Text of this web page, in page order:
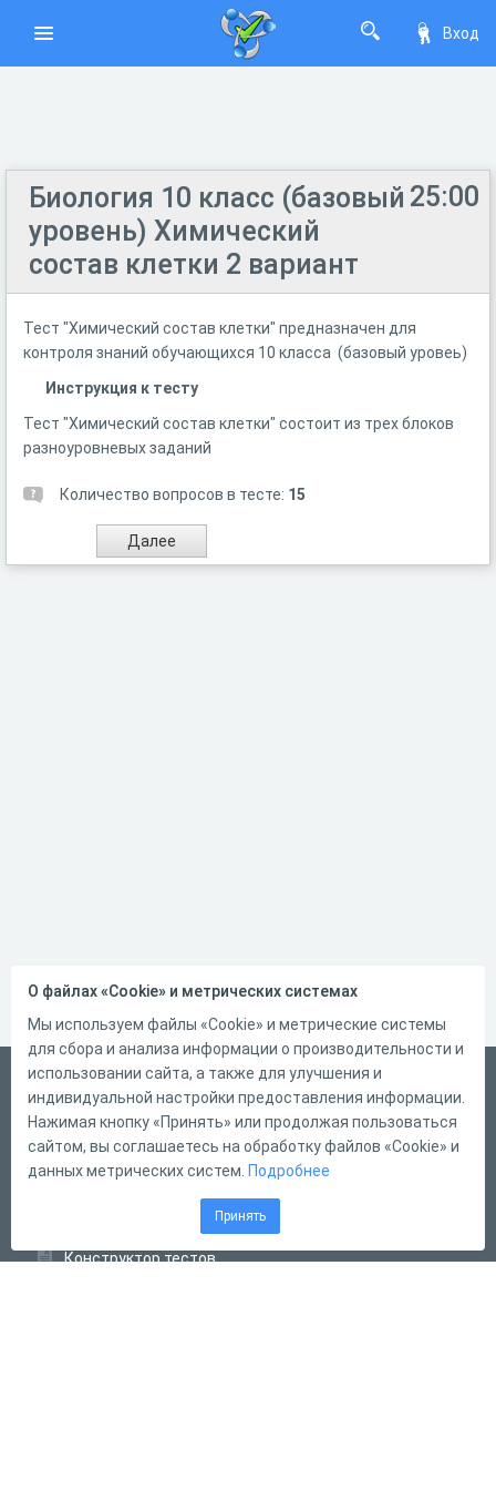
Вход
25:00
Биология 10 класс (базовый
уровень) Химический
состав клетки 2 вариант
Тест "Химический состав клетки" предназначен для
контроля знаний обучающихся 10 класса (базовый уровеь)
Инструкция к тесту
Тест "Химический состав клетки" состоит из трех блоков
разноуровневых заданий
Количество вопросов в тесте: 15
Русский
Справка
Форма обратной связи
Конструктор тестов
О файлах «Cookie» и метрических системах
Мы используем файлы «Cookie» и метрические системы
для сбора и анализа информации о производительности и
использовании сайта, а также для улучшения и
индивидуальной настройки предоставления информации.
Нажимая кнопку «Принять» или продолжая пользоваться
сайтом, вы соглашаетесь на обработку файлов «Cookie» и
данных метрических систем. Подробнее
Принять